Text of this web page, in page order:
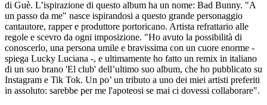
di Guè. L’ispirazione di questo album ha un nome: Bad Bunny. "A
un passo da me" nasce ispirandosi a questo grande personaggio
cantautore, rapper e produttore portoricano. Artista refrattario alle
regole e scevro da ogni imposizione. "Ho avuto la possibilità di
conoscerlo, una persona umile e bravissima con un cuore enorme -
spiega Lucky Luciana -, e ultimamente ho fatto un remix in italiano
di un suo brano 'El club' dell’ultimo suo album, che ho pubblicato su
Instagram e Tik Tok. Un po’ un tributo a uno dei miei artisti preferiti
in assoluto: sarebbe per me l'apoteosi se mai ci dovessi collaborare".